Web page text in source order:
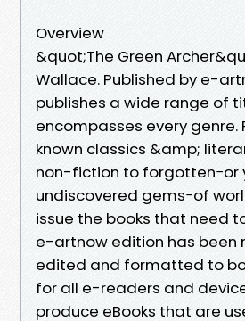
Overview
&quot;The Green
Wallace. Published by e-
publishes a wide range of
encompasses every genre.
known classics &amp;
non-fiction to forgotten−or
undiscovered gems−of
issue the books that need
e-artnow edition has been
edited and formatted to
for all e-readers and
produce eBooks that are